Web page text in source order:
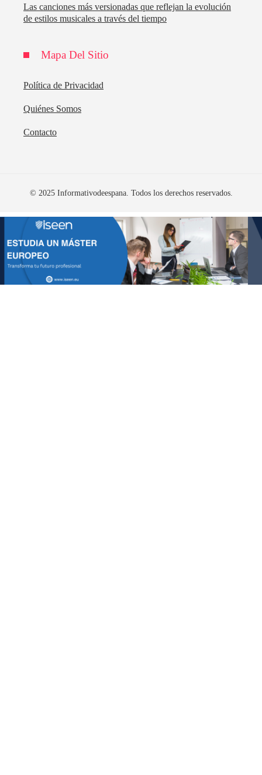
Las canciones más versionadas que reflejan la evolución
de estilos musicales a través del tiempo
Mapa Del Sitio
Política de Privacidad
Quiénes Somos
Contacto
© 2025 Informativodeespana. Todos los derechos reservados.